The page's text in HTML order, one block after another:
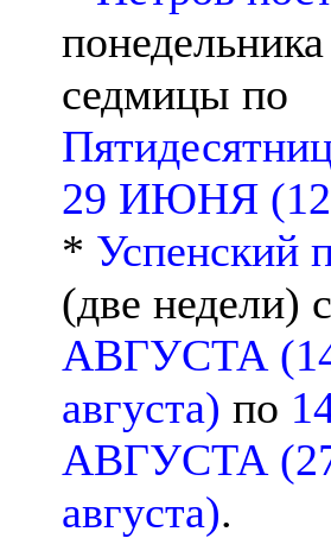
седмицы по
29 ИЮНЯ (12
* Успенский
(две недели) с
АВГУСТА
августа) по
АВГУСТА
августа).